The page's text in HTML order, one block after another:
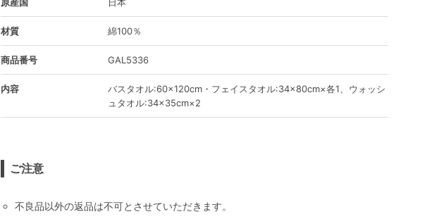
材質 綿100％
商品番号 GAL5336
内容
バスタオル:60×120cm・フェイスタオル:34×80cm×各1、ウォッシ
ュタオル:34×35cm×2
ご注意
不良品以外の返品は不可とさせていただきます。